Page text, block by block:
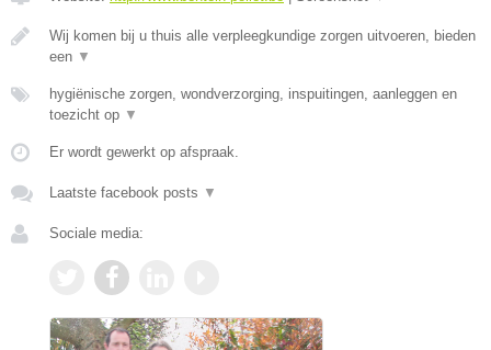
Wij komen bij u thuis alle verpleegkundige zorgen uitvoeren, bieden
een ▼
hygiënische zorgen, wondverzorging, inspuitingen, aanleggen en
toezicht op ▼
Er wordt gewerkt op afspraak.
Laatste facebook posts ▼
Sociale media: